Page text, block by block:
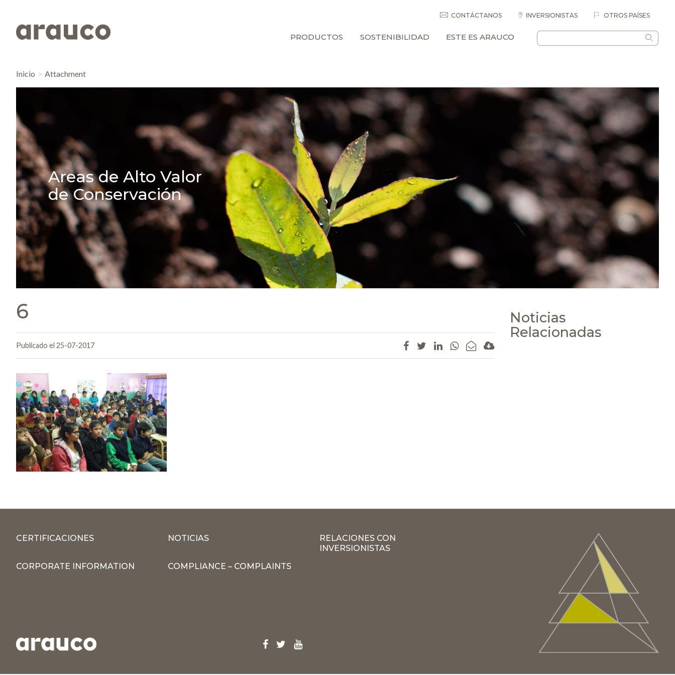
CONTÁCTANOS INVERSIONISTAS OTROS PAÍSES
PRODUCTOS SOSTENIBILIDAD ESTE ES ARAUCO
Inicio Attachment
Areas de Alto Valor
de Conservación
6
Publicado el 25-07-2017
Noticias
Relacionadas
CERTIFICACIONES NOTICIAS
RELACIONES CON
INVERSIONISTAS
CORPORATE INFORMATION
COMPLIANCE – COMPLAINTS